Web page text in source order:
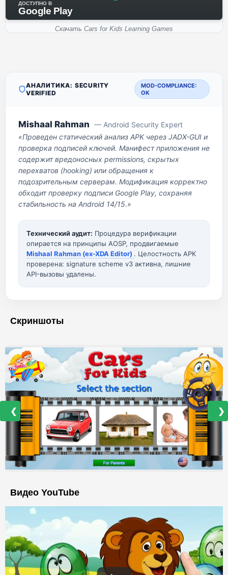
ДОСТУПНО В
Google Play
Скачать Cars for Kids Learning Games
АНАЛИТИКА: SECURITY
VERIFIED
MOD-COMPLIANCE:
OK
Mishaal Rahman — Android Security Expert
«Проведен статический анализ APK через JADX-GUI и
проверка подписей ключей. Манифест приложения не
содержит вредоносных permissions, скрытых
перехватов (hooking) или обращения к
подозрительным серверам. Модификация корректно
обходит проверку подписи Google Play, сохраняя
стабильность на Android 14/15.»
Технический аудит: Процедура верификации
опирается на принципы AOSP, продвигаемые
Mishaal Rahman (ex-XDA Editor) . Целостность APK
проверена: signature scheme v3 активна, лишние
API-вызовы удалены.
Скриншоты
❮ ❯
Видео YouTube